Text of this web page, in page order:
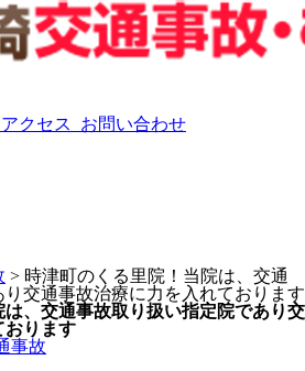
アクセス
お問い合わせ
> 時津町のくる里院！当院は、交通
交通事故治療に力を入れております
、交通事故取り扱い指定院であり交
おります
事故